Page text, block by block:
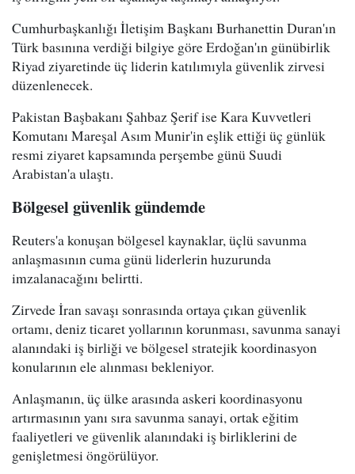
Cumhurbaşkanlığı İletişim Başkanı Burhanettin Duran'ın
Türk basınına verdiği bilgiye göre Erdoğan'ın günübirlik
Riyad ziyaretinde üç liderin katılımıyla güvenlik zirvesi
düzenlenecek.
Pakistan Başbakanı Şahbaz Şerif ise Kara Kuvvetleri
Komutanı Mareşal Asım Munir'in eşlik ettiği üç günlük
resmi ziyaret kapsamında perşembe günü Suudi
Arabistan'a ulaştı.
Bölgesel güvenlik gündemde
Reuters'a konuşan bölgesel kaynaklar, üçlü savunma
anlaşmasının cuma günü liderlerin huzurunda
imzalanacağını belirtti.
Zirvede İran savaşı sonrasında ortaya çıkan güvenlik
ortamı, deniz ticaret yollarının korunması, savunma sanayi
alanındaki iş birliği ve bölgesel stratejik koordinasyon
konularının ele alınması bekleniyor.
Anlaşmanın, üç ülke arasında askeri koordinasyonu
artırmasının yanı sıra savunma sanayi, ortak eğitim
faaliyetleri ve güvenlik alanındaki iş birliklerini de
genişletmesi öngörülüyor.